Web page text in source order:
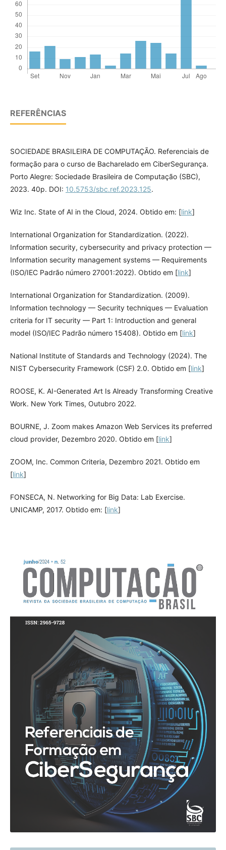
REFERÊNCIAS
SOCIEDADE BRASILEIRA DE COMPUTAÇÃO. Referenciais de
formação para o curso de Bacharelado em CiberSegurança.
Porto Alegre: Sociedade Brasileira de Computação (SBC),
2023. 40p. DOI: 10.5753/sbc.ref.2023.125.
Wiz Inc. State of AI in the Cloud, 2024. Obtido em: [link]
International Organization for Standardization. (2022).
Information security, cybersecurity and privacy protection —
Information security management systems — Requirements
(ISO/IEC Padrão número 27001:2022). Obtido em [link]
International Organization for Standardization. (2009).
Information technology — Security techniques — Evaluation
criteria for IT security — Part 1: Introduction and general
model (ISO/IEC Padrão número 15408). Obtido em [link]
National Institute of Standards and Technology (2024). The
NIST Cybersecurity Framework (CSF) 2.0. Obtido em [link]
ROOSE, K. AI-Generated Art Is Already Transforming Creative
Work. New York Times, Outubro 2022.
BOURNE, J. Zoom makes Amazon Web Services its preferred
cloud provider, Dezembro 2020. Obtido em [link]
ZOOM, Inc. Common Criteria, Dezembro 2021. Obtido em
[link]
FONSECA, N. Networking for Big Data: Lab Exercise.
UNICAMP, 2017. Obtido em: [link]